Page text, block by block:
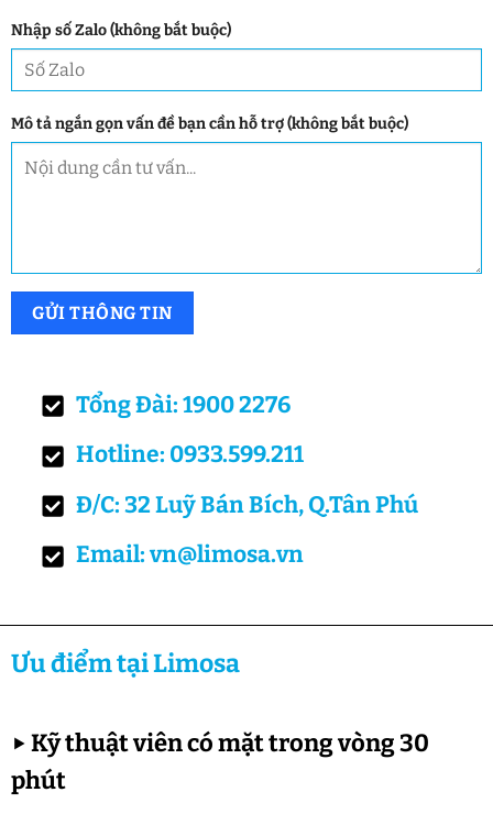
Nhập số Zalo (không bắt buộc)
Mô tả ngắn gọn vấn đề bạn cần hỗ trợ (không bắt buộc)
Tổng Đài: 1900 2276
Hotline: 0933.599.211
Đ/C: 32 Luỹ Bán Bích, Q.Tân Phú
Email: vn@limosa.vn
Ưu điểm tại Limosa
▶Kỹ thuật viên có mặt trong vòng 30
phút